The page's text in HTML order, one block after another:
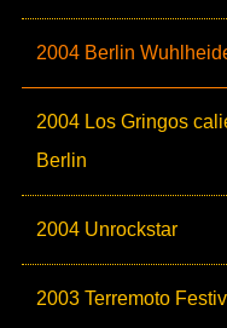
2004 Berlin
2004 Los Gringos
Berlin
2004 Unrockstar
2003 Terremoto